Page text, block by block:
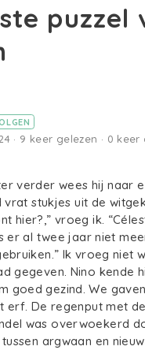
puzzel
· 9 keer gelezen · 0 keer
verder wees hij naar
stukjes uit de
hier?,” vroeg ik.
er al twee jaar niet
Ik vroeg niet
gegeven. Nino kende
goed gezind. We
erf. De regenput met
was overwoekerd
argwaan en